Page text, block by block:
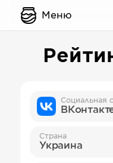
Меню
Социальная
Страна
Украина